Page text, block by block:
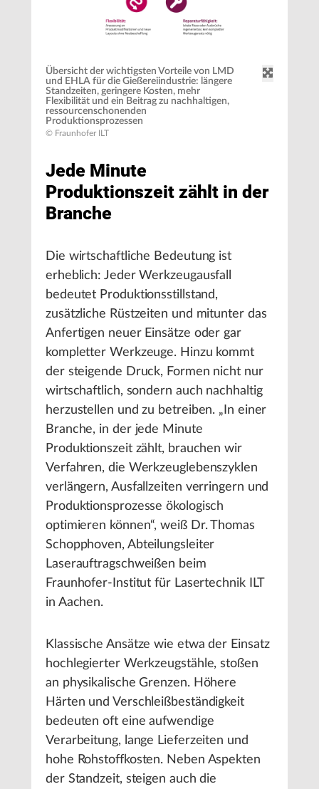
Übersicht der wichtigsten Vorteile von LMD
und EHLA für die Gießereiindustrie: längere
Standzeiten, geringere Kosten, mehr
Flexibilität und ein Beitrag zu nachhaltigen,
ressourcenschonenden
Produktionsprozessen
© Fraunhofer ILT
Jede Minute
Produktionszeit zählt in der
Branche
Die wirtschaftliche Bedeutung ist
erheblich: Jeder Werkzeugausfall
bedeutet Produktionsstillstand,
zusätzliche Rüstzeiten und mitunter das
Anfertigen neuer Einsätze oder gar
kompletter Werkzeuge. Hinzu kommt
der steigende Druck, Formen nicht nur
wirtschaftlich, sondern auch nachhaltig
herzustellen und zu betreiben. „In einer
Branche, in der jede Minute
Produktionszeit zählt, brauchen wir
Verfahren, die Werkzeuglebenszyklen
verlängern, Ausfallzeiten verringern und
Produktionsprozesse ökologisch
optimieren können“, weiß Dr. Thomas
Schopphoven, Abteilungsleiter
Laserauftragschweißen beim
Fraunhofer-Institut für Lasertechnik ILT
in Aachen.
Klassische Ansätze wie etwa der Einsatz
hochlegierter Werkzeugstähle, stoßen
an physikalische Grenzen. Höhere
Härten und Verschleißbeständigkeit
bedeuten oft eine aufwendige
Verarbeitung, lange Lieferzeiten und
hohe Rohstoffkosten. Neben Aspekten
der Standzeit, steigen auch die